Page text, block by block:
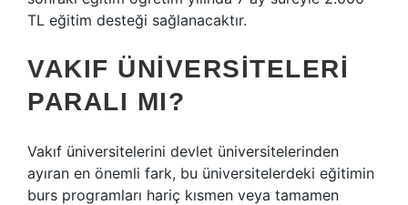
TL eğitim desteği sağlanacaktır.
VAKIF ÜNIVERSITELERI
PARALI MI?
Vakıf üniversitelerini devlet üniversitelerinden
ayıran en önemli fark, bu üniversitelerdeki eğitimin
burs programları hariç kısmen veya tamamen